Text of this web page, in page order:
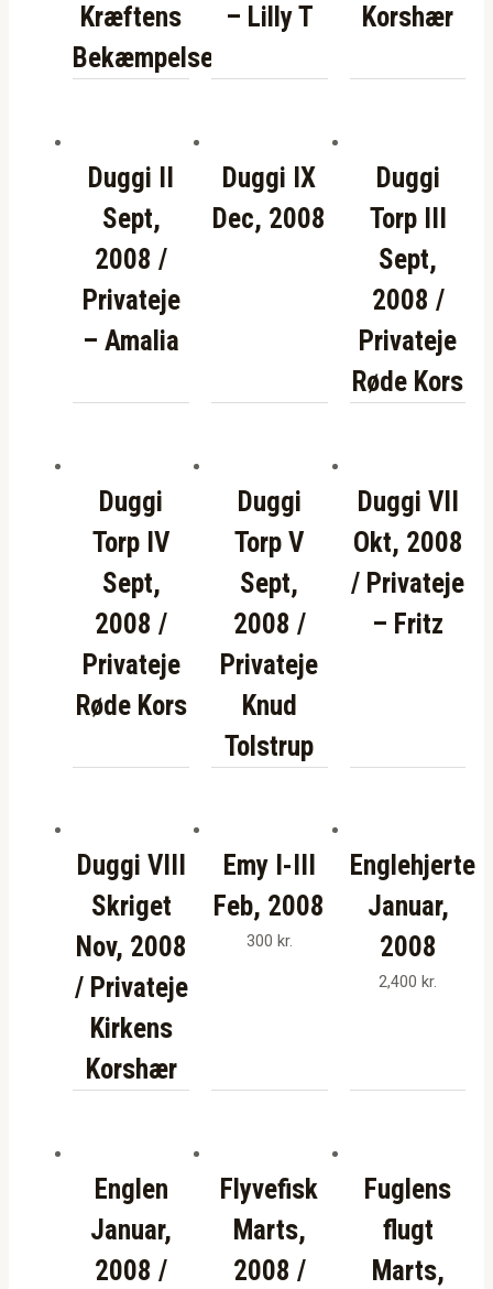
Kræftens
Bekæmpelse
– Lilly T
Korshær
Duggi II
Sept,
2008 /
Privateje
– Amalia
Duggi IX
Dec, 2008
Duggi
Torp III
Sept,
2008 /
Privateje
Røde Kors
Duggi
Torp IV
Sept,
2008 /
Privateje
Røde Kors
Duggi
Torp V
Sept,
2008 /
Privateje
Knud
Tolstrup
Duggi VII
Okt, 2008
/ Privateje
– Fritz
Duggi VIII
Skriget
Nov, 2008
/ Privateje
Kirkens
Korshær
Emy I-III
Feb, 2008
300 kr.
Englehjerte
Januar,
2008
2,400 kr.
Englen
Januar,
2008 /
Flyvefisk
Marts,
2008 /
Fuglens
flugt
Marts,